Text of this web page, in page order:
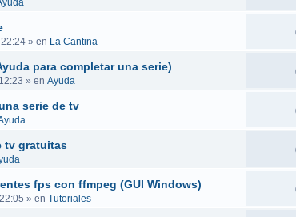
» en La Cantina
para completar una serie)
» en Ayuda
serie de tv
tv gratuitas
fps con ffmpeg (GUI Windows)
» en Tutoriales